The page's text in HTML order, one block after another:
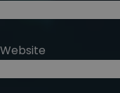
Website